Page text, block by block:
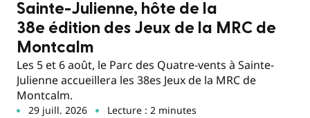
Sainte-Julienne, hôte de la
38e édition des Jeux de la MRC de
Montcalm
Les 5 et 6 août, le Parc des Quatre-vents à Sainte-
Julienne accueillera les 38es Jeux de la MRC de
Montcalm.
29 juill. 2026 Lecture : 2 minutes